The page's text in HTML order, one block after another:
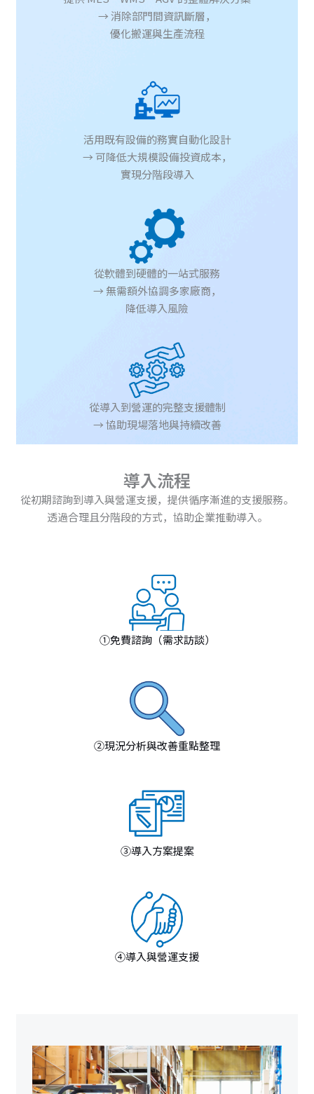
→ 消除部門間資訊斷層，
優化搬運與生產流程
活用既有設備的務實自動化設計
→ 可降低大規模設備投資成本，
實現分階段導入
從軟體到硬體的一站式服務
→ 無需額外協調多家廠商，
降低導入風險
從導入到營運的完整支援體制
→ 協助現場落地與持續改善
導入流程
從初期諮詢到導入與營運支援，提供循序漸進的支援服務。
透過合理且分階段的方式，協助企業推動導入。
①免費諮詢（需求訪談）
②現況分析與改善重點整理
③導入方案提案
④導入與營運支援